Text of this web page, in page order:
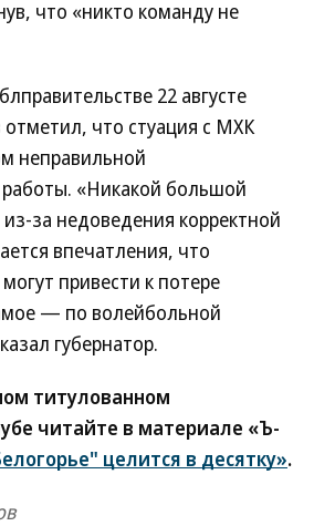
что «никто команду не
22 августе
отметил, что стуация с МХК
неправильной
«Никакой большой
за недоведения корректной
впечатления, что
привести к потере
— по волейбольной
губернатор.
титулованном
читайте в материале «Ъ-
целится в десятку».